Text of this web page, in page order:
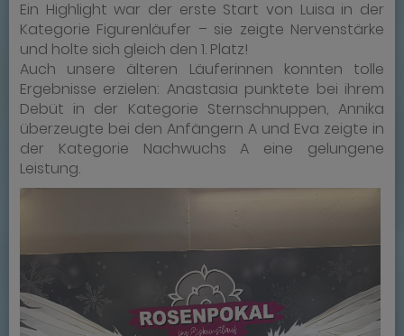
Ein Highlight war der erste Start von Luisa in der
Kategorie Figurenläufer – sie zeigte Nervenstärke
und holte sich gleich den 1. Platz!
Auch unsere älteren Läuferinnen konnten tolle
Ergebnisse erzielen: Anastasia punktete bei ihrem
Debüt in der Kategorie Sternschnuppen, Annika
überzeugte bei den Anfängern A und Eva zeigte in
der Kategorie Nachwuchs A eine gelungene
Leistung.